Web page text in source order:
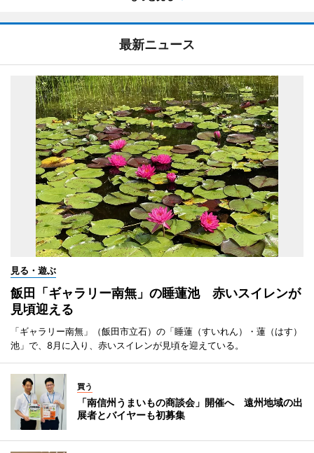
最新ニュース
見る・遊ぶ
飯田「ギャラリー南無」の睡蓮池 赤いスイレンが
見頃迎える
「ギャラリー南無」（飯田市立石）の「睡蓮（すいれん）・蓮（はす）
池」で、8月に入り、赤いスイレンが見頃を迎えている。
買う
「南信州うまいもの商談会」開催へ 遠州地域の出
展者とバイヤーも初募集